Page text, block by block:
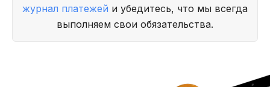
журнал платежей и убедитесь, что мы всегда
выполняем свои обязательства.